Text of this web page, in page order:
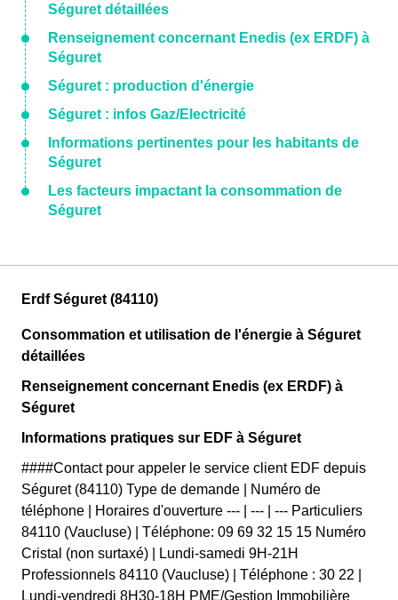
Séguret détaillées
Renseignement concernant Enedis (ex ERDF) à
Séguret
Séguret : production d'énergie
Séguret : infos Gaz/Electricité
Informations pertinentes pour les habitants de
Séguret
Les facteurs impactant la consommation de
Séguret
Erdf Séguret (84110)
Consommation et utilisation de l'énergie à Séguret
détaillées
Renseignement concernant Enedis (ex ERDF) à
Séguret
Informations pratiques sur EDF à Séguret
####Contact pour appeler le service client EDF depuis
Séguret (84110) Type de demande | Numéro de
téléphone | Horaires d'ouverture --- | --- | --- Particuliers
84110 (Vaucluse) | Téléphone: 09 69 32 15 15 Numéro
Cristal (non surtaxé) | Lundi-samedi 9H-21H
Professionnels 84110 (Vaucluse) | Téléphone : 30 22 |
Lundi-vendredi 8H30-18H PME/Gestion Immobilière